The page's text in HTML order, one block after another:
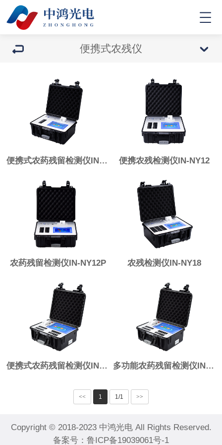
便携式农残仪
便携式农药残留检测仪IN-NY06 便携农残检测仪IN-NY12
农药残留检测仪IN-NY12P 农残检测仪IN-NY18
便携式农药残留检测仪IN-NY24 多功能农药残留检测仪IN-NY24P
<< 1 1/1 >>
Copyright © 2018-2023 中鸿光电 All Rights Reserved.
备案号： 鲁ICP备19039061号-1